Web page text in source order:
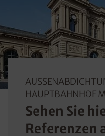
AUPTBAHNHOF
Sehen Sie
Referenzen